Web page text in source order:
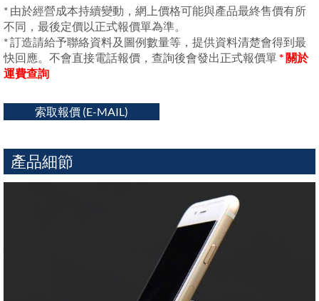
* 由於經營成本持續變動，網上價格可能與產品最終售價有所
不同，最後定價以正式報價單為準。
* 訂造請給予聯絡資料及圖例數量等，提供資料清楚會得到最
快回應。不會直接電話報價，查詢後會發出正式報價單* 關於
運費查詢
索取報價 (E-MAIL)
產品細節